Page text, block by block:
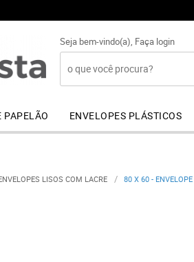
Seja bem-vindo(a), Faça login
PAPELÃO ENVELOPES PLÁSTICOS
LISOS COM LACRE 80 X 60 -